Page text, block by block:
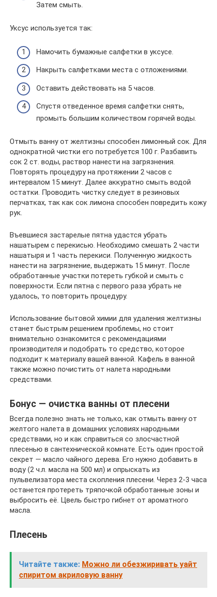
Затем смыть.
Уксус используется так:
Намочить бумажные салфетки в уксусе.
Накрыть салфетками места с отложениями.
Оставить действовать на 5 часов.
Спустя отведенное время салфетки снять,
промыть большим количеством горячей воды.
Отмыть ванну от желтизны способен лимонный сок. Для
однократной чистки его потребуется 100 г. Разбавить
сок 2 ст. воды, раствор нанести на загрязнения.
Повторять процедуру на протяжении 2 часов с
интервалом 15 минут. Далее аккуратно смыть водой
остатки. Проводить чистку следует в резиновых
перчатках, так как сок лимона способен повредить кожу
рук.
Въевшиеся застарелые пятна удастся убрать
нашатырем с перекисью. Необходимо смешать 2 части
нашатыря и 1 часть перекиси. Полученную жидкость
нанести на загрязнение, выдержать 15 минут. После
обработанные участки потереть губкой и смыть с
поверхности. Если пятна с первого раза убрать не
удалось, то повторить процедуру.
Использование бытовой химии для удаления желтизны
станет быстрым решением проблемы, но стоит
внимательно ознакомится с рекомендациями
производителя и подобрать то средство, которое
подходит к материалу вашей ванной. Кафель в ванной
также можно почистить от налета народными
средствами.
Бонус — очистка ванны от плесени
Всегда полезно знать не только, как отмыть ванну от
желтого налета в домашних условиях народными
средствами, но и как справиться со злосчастной
плесенью в сантехнической комнате. Есть один простой
секрет — масло чайного дерева. Его нужно добавить в
воду (2 ч.л. масла на 500 мл) и опрыскать из
пульвелизатора места скопления плесени. Через 2-3 часа
останется протереть тряпочкой обработанные зоны и
выбросить её. Цвель быстро гибнет от ароматного
масла.
Плесень
Читайте также: Можно ли обезжиривать уайт
спиритом акриловую ванну